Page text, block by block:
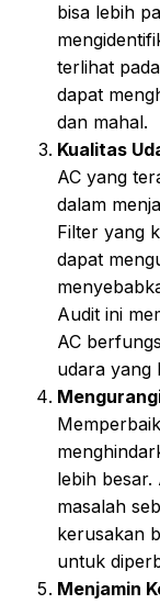
bisa lebih
terlihat
dapat
dan mahal.
Kualitas
AC yang
dalam
Filter yang
dapat
Audit ini
AC
udara yang
lebih
masalah
kerusakan
untuk
Menjamin